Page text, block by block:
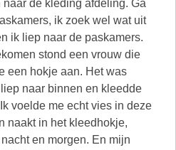
de kleding afdeling. Ga
ik zoek wel wat uit
ik liep naar de paskamers.
stond een vrouw die
een hokje aan. Het was
naar binnen en kleedde
voelde me echt vies in deze
naakt in het kleedhokje,
en morgen. En mijn